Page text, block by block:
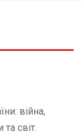
війна,
світ.